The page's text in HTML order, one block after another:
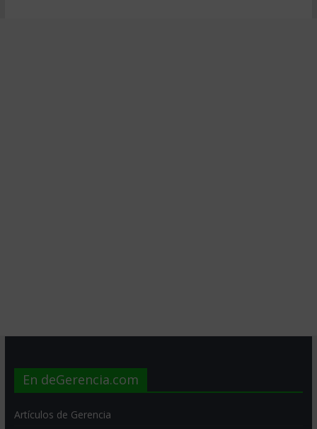
En deGerencia.com
Artículos de Gerencia